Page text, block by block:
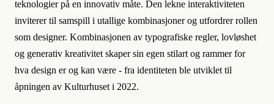
teknologier på en innovativ måte. Den lekne interaktiviteten
inviterer til samspill i utallige kombinasjoner og utfordrer rollen
som designer. Kombinasjonen av typografiske regler, lovløshet
og generativ kreativitet skaper sin egen stilart og rammer for
hva design er og kan være - fra identiteten ble utviklet til
åpningen av Kulturhuset i 2022.